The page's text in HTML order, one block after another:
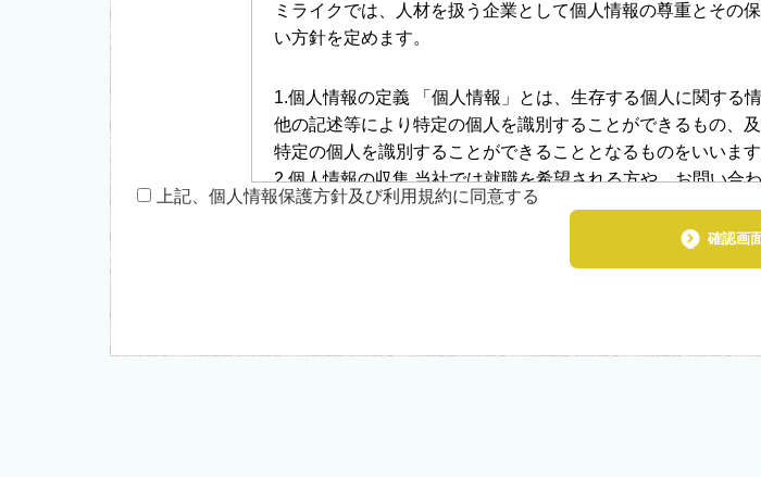
ミライクでは、人材を扱う企業として個人情報の尊重とその
い方針を定めます。
1.個人情報の定義 「個人情報」とは、生存する個人に関する
他の記述等により特定の個人を識別することができるもの、
特定の個人を識別することができることとなるものをいいます
2.個人情報の収集 当社では就職を希望される方や、お問い合
ざいます。収集するにあたっては利用目的を明記の上、適法
は、下記の場合を除いてはお客様の断りなく第三者に個人情
利用当社では、下記の場合を除いてはお客様の断りなく第三
上記、個人情報保護方針及び利用規約に同意する
確認画